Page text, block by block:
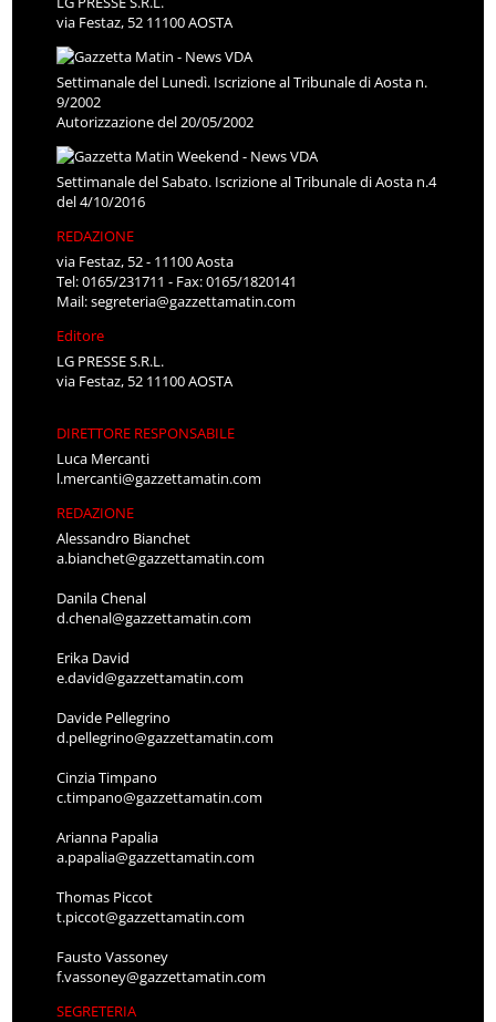
via Festaz, 52 11100 AOSTA
Settimanale del Lunedì. Iscrizione al Tribunale di Aosta n.
9/2002
Autorizzazione del 20/05/2002
Settimanale del Sabato. Iscrizione al Tribunale di Aosta n.4
del 4/10/2016
REDAZIONE
via Festaz, 52 - 11100 Aosta
Tel: 0165/231711 - Fax: 0165/1820141
Mail:segreteria@gazzettamatin.com
Editore
LG PRESSE S.R.L.
via Festaz, 52 11100 AOSTA
DIRETTORE RESPONSABILE
Luca Mercanti
l.mercanti@gazzettamatin.com
REDAZIONE
Alessandro Bianchet
a.bianchet@gazzettamatin.com
Danila Chenal
d.chenal@gazzettamatin.com
Erika David
e.david@gazzettamatin.com
Davide Pellegrino
d.pellegrino@gazzettamatin.com
Cinzia Timpano
c.timpano@gazzettamatin.com
Arianna Papalia
a.papalia@gazzettamatin.com
Thomas Piccot
t.piccot@gazzettamatin.com
Fausto Vassoney
f.vassoney@gazzettamatin.com
SEGRETERIA